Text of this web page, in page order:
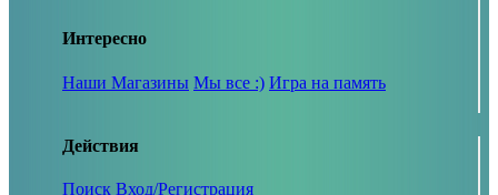
Интересно
Наши Магазины Мы все :) Игра на память
Действия
Поиск Вход/Регистрация